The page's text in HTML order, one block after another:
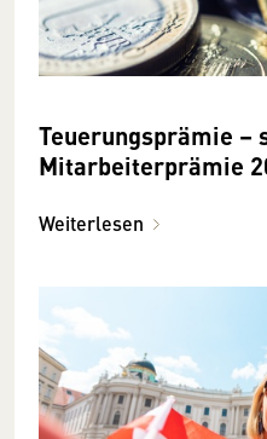
Teuerungsprämie –
Mitarbeiterprämie
Weiterlesen